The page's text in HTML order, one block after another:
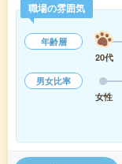
職場の雰囲気
年齢層
20代
男女比率
女性